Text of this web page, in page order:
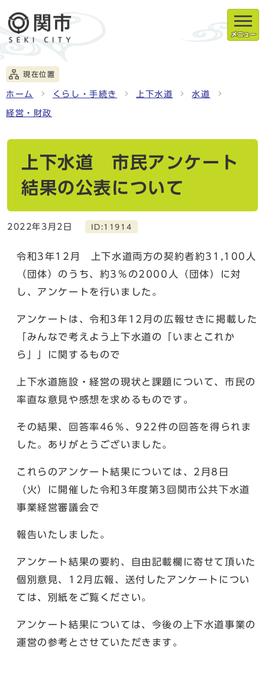
メニュー
現在位置
ホーム くらし・手続き 上下水道 水道
経営・財政
上下水道 市民アンケート
結果の公表について
2022年3月2日 ID:11914
令和3年12月 上下水道両方の契約者約31,100人
（団体）のうち、約3％の2000人（団体）に対
し、アンケートを行いました。
アンケートは、令和3年12月の広報せきに掲載した
「みんなで考えよう上下水道の「いまとこれか
ら」」に関するもので
上下水道施設・経営の現状と課題について、市民の
率直な意見や感想を求めるものです。
その結果、回答率46％、922件の回答を得られま
した。ありがとうございました。
これらのアンケート結果については、2月8日
（火）に開催した令和3年度第3回関市公共下水道
事業経営審議会で
報告いたしました。
アンケート結果の要約、自由記載欄に寄せて頂いた
個別意見、12月広報、送付したアンケートについ
ては、別紙をご覧ください。
アンケート結果については、今後の上下水道事業の
運営の参考とさせていただきます。